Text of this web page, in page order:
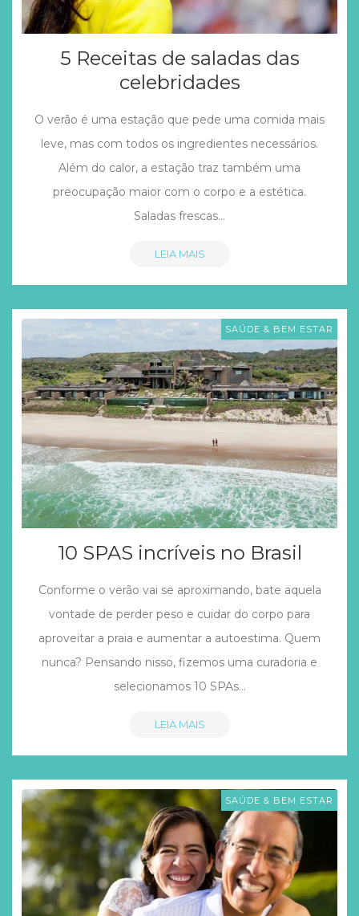
5 Receitas de saladas das
celebridades
O verão é uma estação que pede uma comida mais
leve, mas com todos os ingredientes necessários.
Além do calor, a estação traz também uma
preocupação maior com o corpo e a estética.
Saladas frescas…
LEIA MAIS
10 SPAS incríveis no Brasil
Conforme o verão vai se aproximando, bate aquela
vontade de perder peso e cuidar do corpo para
aproveitar a praia e aumentar a autoestima. Quem
nunca? Pensando nisso, fizemos uma curadoria e
selecionamos 10 SPAs…
LEIA MAIS
SAÚDE & BEM ESTAR
SAÚDE & BEM ESTAR